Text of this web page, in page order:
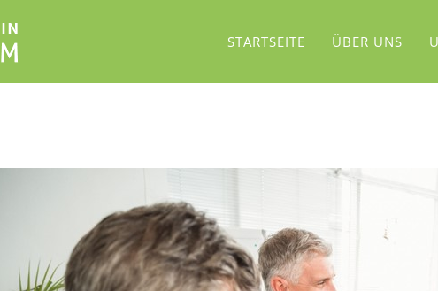
STARTSEITE ÜBER UNS